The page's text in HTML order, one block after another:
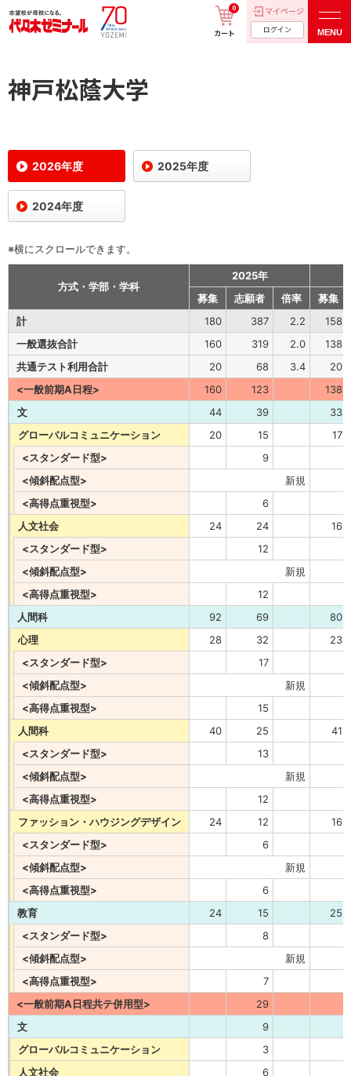
カート
0 マイページ
ログイン MENU
神戸松蔭大学
2026年度 2025年度
2024年度
※横にスクロールできます。
方式・学部・学科
2025年
募集
志願者 倍率
募集
計
180 387 2.2
158
一般選抜合計
160 319 2.0
138
共通テスト利用合計
20 68 3.4
20
<一般前期A日程>
160 123
138
文
44 39
33
グローバルコミュニケーション
20 15
17
<スタンダード型>
9
<傾斜配点型>
新規
<高得点重視型>
6
人文社会
24 24
16
<スタンダード型>
12
<傾斜配点型>
新規
<高得点重視型>
12
人間科
92 69
80
心理
28 32
23
<スタンダード型>
17
<傾斜配点型>
新規
<高得点重視型>
15
人間科
40 25
41
<スタンダード型>
13
<傾斜配点型>
新規
<高得点重視型>
12
ファッション・ハウジングデザイン
24 12
16
<スタンダード型>
6
<傾斜配点型>
新規
<高得点重視型>
6
教育
24 15
25
<スタンダード型>
8
<傾斜配点型>
新規
<高得点重視型>
7
<一般前期A日程共テ併用型>
29
文
9
グローバルコミュニケーション
3
人文社会
6